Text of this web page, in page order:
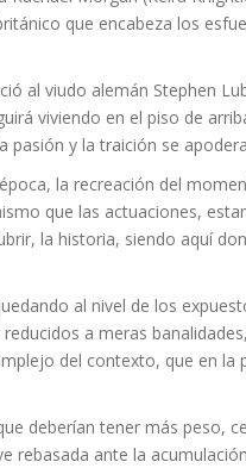
que encabeza los
al viudo alemán Stephen
viviendo en el piso de
y la traición se
la recreación del
que las actuaciones,
la historia, siendo aquí
al nivel de los
a meras
del contexto, que en la
deberían tener más peso,
rebasada ante la